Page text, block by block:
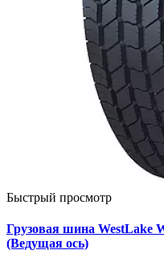
Быстрый просмотр
Грузовая шина WestLake
(Ведущая ось)